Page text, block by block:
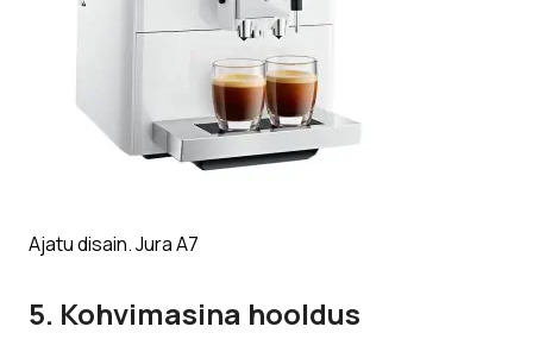
Ajatu disain. Jura A7
​5. Kohvimasina hooldus